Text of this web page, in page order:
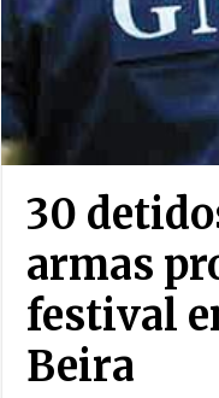
30
armas
festival
Beira